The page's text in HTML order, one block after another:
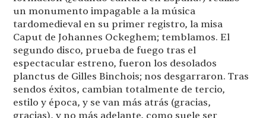
un monumento impagable a la música
tardomedieval en su primer registro, la misa
Caput de Johannes Ockeghem; temblamos. El
segundo disco, prueba de fuego tras el
espectacular estreno, fueron los desolados
planctus de Gilles Binchois; nos desgarraron. Tras
sendos éxitos, cambian totalmente de tercio,
estilo y época, y se van más atrás (gracias,
gracias), y no más adelante, como suele ser